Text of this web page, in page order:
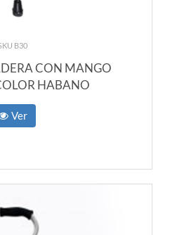
B30
CON MANGO
HABANO
Ver